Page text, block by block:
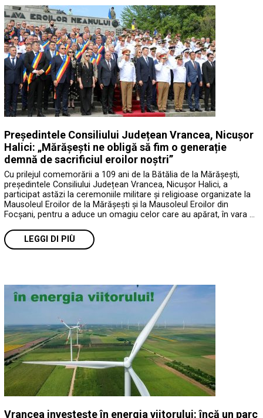
Președintele Consiliului Județean Vrancea, Nicușor
Halici: „Mărășești ne obligă să fim o generație
demnă de sacrificiul eroilor noștri”
Cu prilejul comemorării a 109 ani de la Bătălia de la Mărășești,
președintele Consiliului Județean Vrancea, Nicușor Halici, a
participat astăzi la ceremoniile militare și religioase organizate la
Mausoleul Eroilor de la Mărășești și la Mausoleul Eroilor din
Focșani, pentru a aduce un omagiu celor care au apărat, în vara …
LEGGI DI PIÙ
Vrancea investește în energia viitorului: încă un parc